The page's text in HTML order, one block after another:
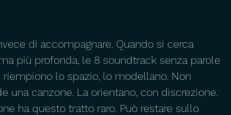
di accompagnare. Quando si cerca
più profonda, le 8 soundtrack senza parole
lo spazio, lo modellano. Non
canzone. La orientano, con discrezione.
ha questo tratto raro. Può restare sullo